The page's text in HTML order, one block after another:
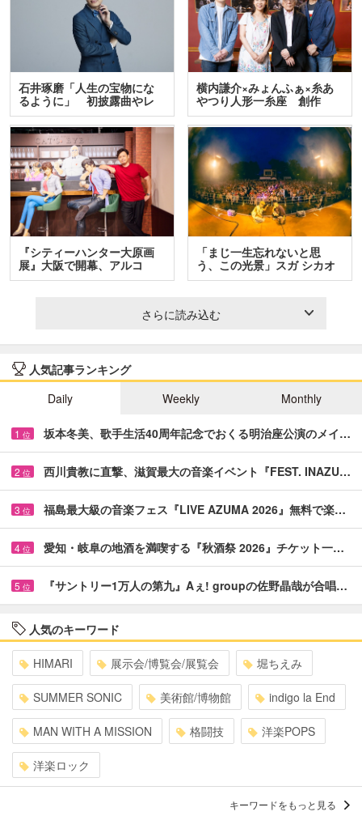
石井琢磨「人生の宝物にな
るように」 初披露曲やレ
ア…
横内謙介×みょんふぁ×糸あ
やつり人形一糸座 創作
人…
『シティーハンター大原画
展』大阪で開幕、アルコ
＆…
「まじ一生忘れないと思
う、この光景」スガ シカオ
と…
さらに読み込む
人気記事ランキング
Daily
Weekly Monthly
1 位 坂本冬美、歌手生活40周年記念でおくる明治座公演のメイ…
2 位 西川貴教に直撃、滋賀最大の音楽イベント『FEST. INAZU…
3 位 福島最大級の音楽フェス『LIVE AZUMA 2026』無料で楽…
4 位 愛知・岐阜の地酒を満喫する『秋酒祭 2026』チケット一…
5 位 『サントリー1万人の第九』Aぇ! groupの佐野晶哉が合唱…
人気のキーワード
HIMARI 展示会/博覧会/展覧会 堀ちえみ
SUMMER SONIC 美術館/博物館 indigo la End
MAN WITH A MISSION 格闘技 洋楽POPS
洋楽ロック
キーワードをもっと見る